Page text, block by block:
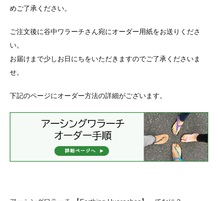
めご了承ください。
ご注文後に谷中ワラーチさん宛にオーダー用紙をお送りくださ
い。
お届けまで少しお日にちをいただきますのでご了承くださいま
せ。
下記のページにオーダー方法の詳細がございます。